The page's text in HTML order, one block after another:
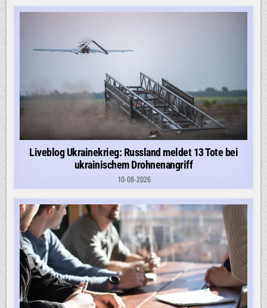
Liveblog Ukrainekrieg: Russland meldet 13 Tote bei
ukrainischem Drohnenangriff
10-08-2026